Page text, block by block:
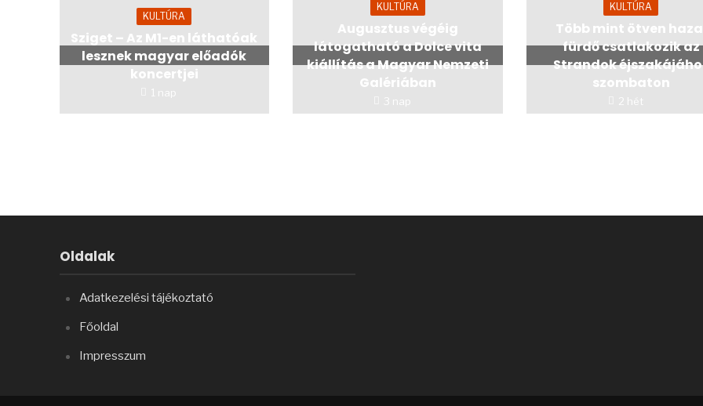
KULTÚRA
Sziget – Az M1-en láthatóak
lesznek magyar előadók
koncertjei
1 nap
KULTÚRA
Augusztus végéig
látogatható a Dolce vita
kiállítás a Magyar Nemzeti
Galériában
3 nap
KULTÚRA
Több mint ötven
fürdő csatlakozik az
Strandok
szombaton
2 hét
Oldalak
Adatkezelési tájékoztató
Főoldal
Impresszum